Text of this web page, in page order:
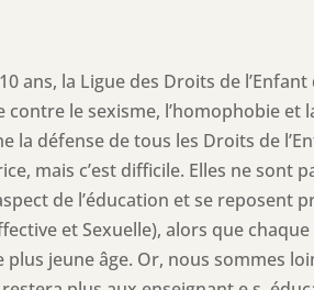
ans, la Ligue des Droits de
contre le sexisme, l’homophobie
la défense de tous les Droits de
mais c’est difficile. Elles ne sont
de l’éducation et se reposent
et Sexuelle), alors que
plus jeune âge. Or, nous sommes